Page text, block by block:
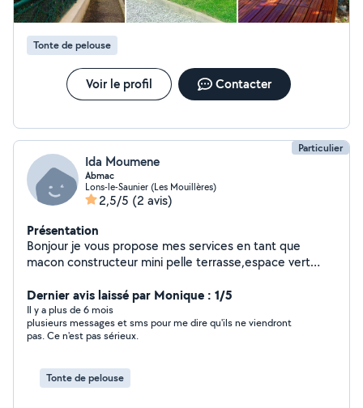
Tonte de pelouse
Voir le profil Contacter
Particulier
Ida Moumene
Abmac
Lons-le-Saunier (Les Mouillères)
2,5/5 (2 avis)
Présentation
Bonjour je vous propose mes services en tant que
macon constructeur mini pelle terrasse,espace vert
rapide et trés expérimenté .
Dernier avis laissé par Monique : 1/5
Il y a plus de 6 mois
plusieurs messages et sms pour me dire qu'ils ne viendront
pas. Ce n'est pas sérieux.
Tonte de pelouse